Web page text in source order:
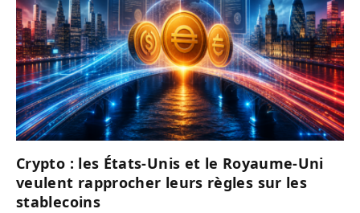
Crypto : les États-Unis et le Royaume-Uni
veulent rapprocher leurs règles sur les
stablecoins